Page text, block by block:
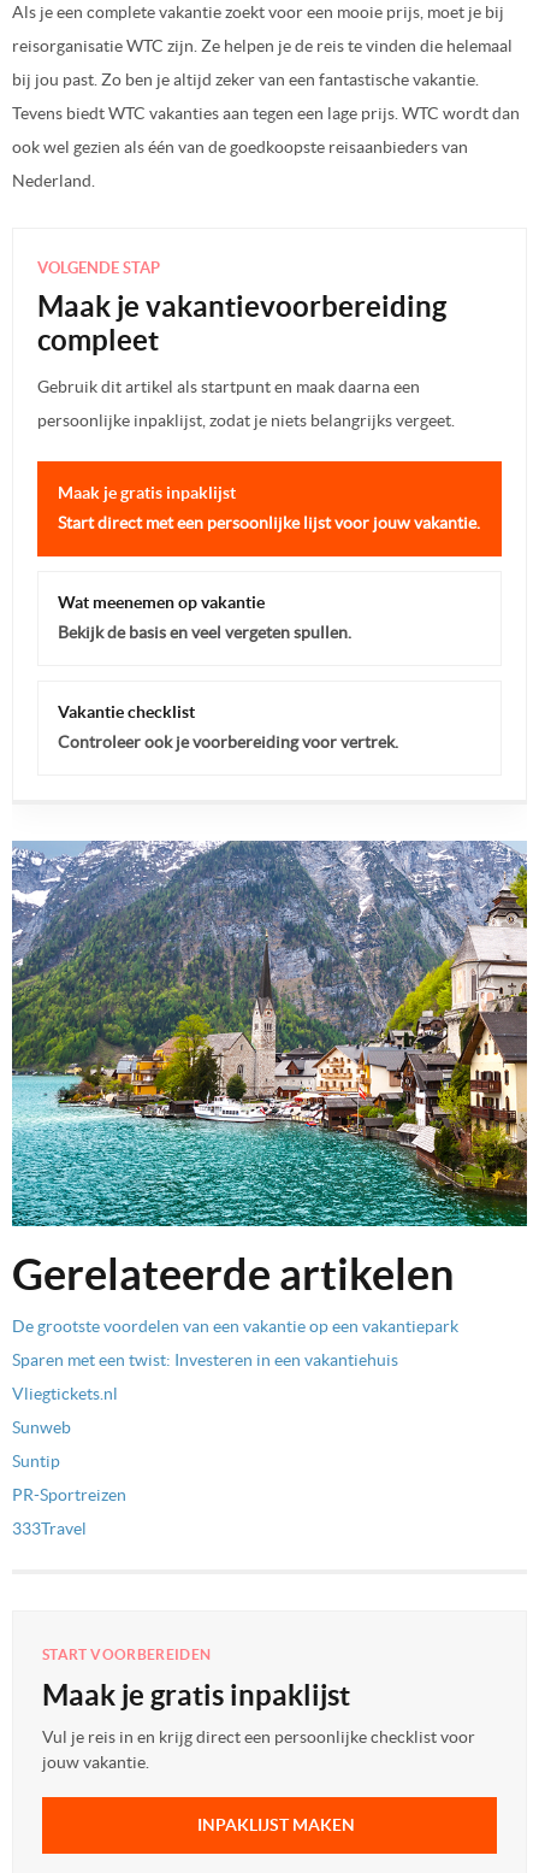
Als je een complete vakantie zoekt voor een mooie prijs, moet je bij
reisorganisatie WTC zijn. Ze helpen je de reis te vinden die helemaal
bij jou past. Zo ben je altijd zeker van een fantastische vakantie.
Tevens biedt WTC vakanties aan tegen een lage prijs. WTC wordt dan
ook wel gezien als één van de goedkoopste reisaanbieders van
Nederland.
VOLGENDE STAP
Maak je vakantievoorbereiding
compleet
Gebruik dit artikel als startpunt en maak daarna een
persoonlijke inpaklijst, zodat je niets belangrijks vergeet.
Maak je gratis inpaklijst
Start direct met een persoonlijke lijst voor jouw vakantie.
Wat meenemen op vakantie
Bekijk de basis en veel vergeten spullen.
Vakantie checklist
Controleer ook je voorbereiding voor vertrek.
Gerelateerde artikelen
De grootste voordelen van een vakantie op een vakantiepark
Sparen met een twist: Investeren in een vakantiehuis
Vliegtickets.nl
Sunweb
Suntip
PR-Sportreizen
333Travel
START VOORBEREIDEN
Maak je gratis inpaklijst
Vul je reis in en krijg direct een persoonlijke checklist voor
jouw vakantie.
INPAKLIJST MAKEN